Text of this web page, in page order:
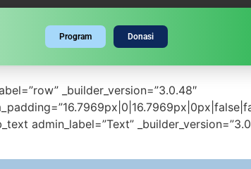
Program Donasi
_builder_version=”3.0.48″
admin_label=”Text”